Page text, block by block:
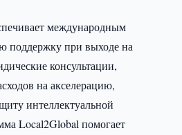
международным
поддержку при выходе на
консультации,
на акселерацию,
интеллектуальной
Local2Global помогает